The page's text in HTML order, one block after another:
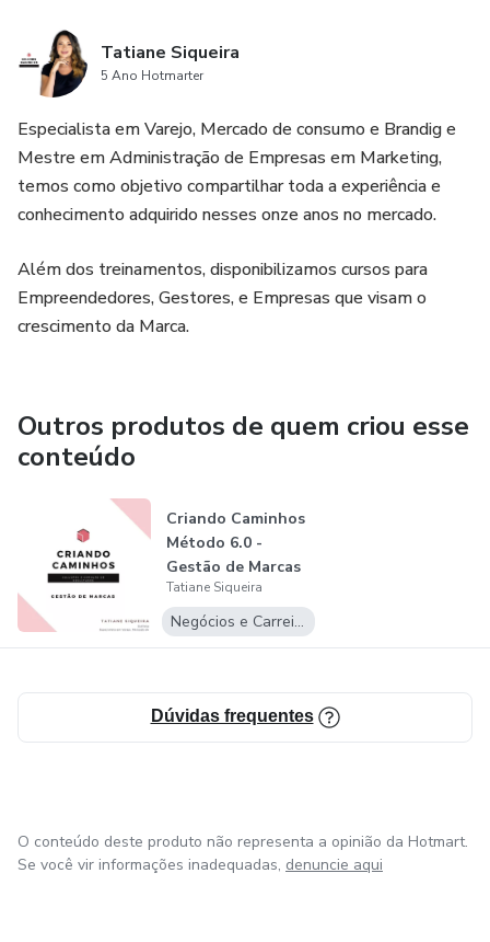
Tatiane Siqueira
5 Ano Hotmarter
Especialista em Varejo, Mercado de consumo e Brandig e
Mestre em Administração de Empresas em Marketing,
temos como objetivo compartilhar toda a experiência e
conhecimento adquirido nesses onze anos no mercado.
Além dos treinamentos, disponibilizamos cursos para
Empreendedores, Gestores, e Empresas que visam o
crescimento da Marca.
Outros produtos de quem criou esse
conteúdo
Criando Caminhos
Método 6.0 -
Gestão de Marcas
Tatiane Siqueira
Negócios e Carreira
Dúvidas frequentes
O conteúdo deste produto não representa a opinião da Hotmart.
Se você vir informações inadequadas, denuncie aqui